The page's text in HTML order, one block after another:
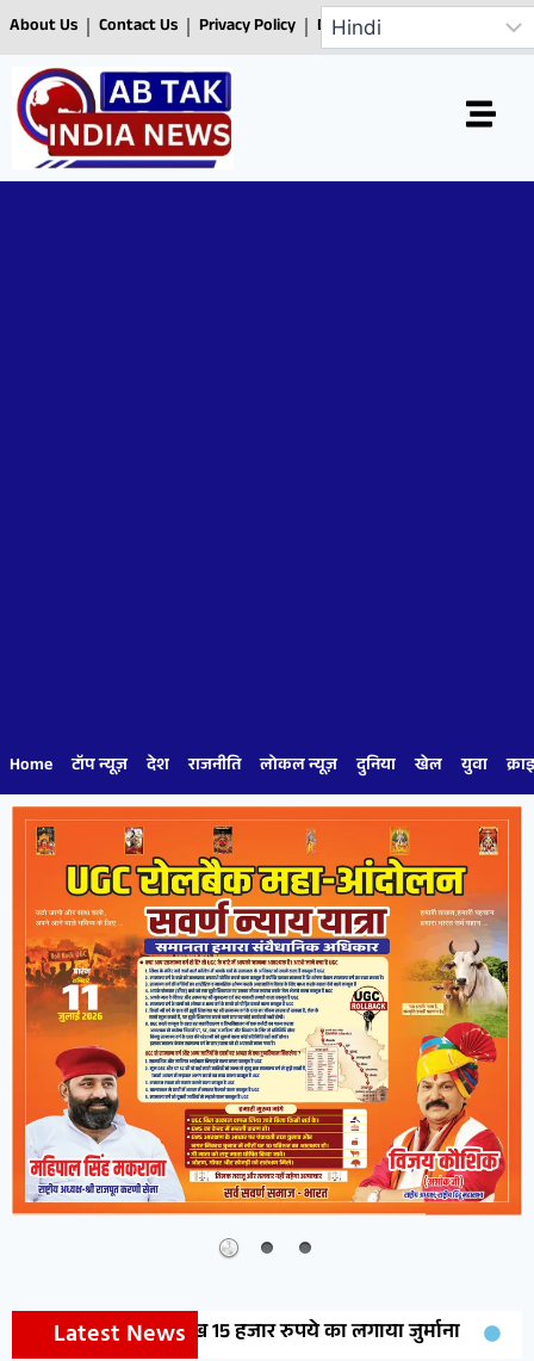
About Us Contact Us Privacy Policy Disclaimer
Home टॉप न्यूज़ देश राजनीति लोकल न्यूज़ दुनिया खेल युवा
Latest News
15 हजार रुपये का लगाया जुर्माना राजकीय महाविद्यालय